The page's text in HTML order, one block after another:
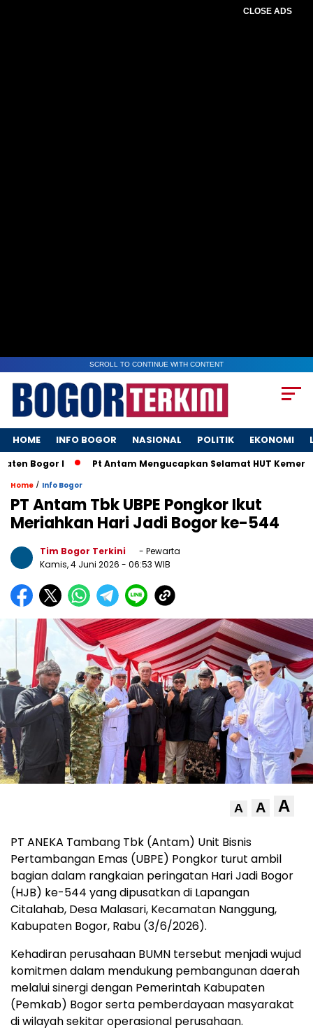
CLOSE ADS
SCROLL TO CONTINUE WITH CONTENT
HOME INFO BOGOR NASIONAL POLITIK EKONOMI
Bogor I Pt Antam Mengucapkan Selamat HUT
Home / Info Bogor
PT Antam Tbk UBPE Pongkor Ikut
Meriahkan Hari Jadi Bogor ke-544
Tim Bogor Terkini
- Pewarta
Kamis, 4 Juni 2026 - 06:53 WIB
A A A
PT ANEKA Tambang Tbk (Antam) Unit Bisnis
Pertambangan Emas (UBPE) Pongkor turut ambil
bagian dalam rangkaian peringatan Hari Jadi Bogor
(HJB) ke-544 yang dipusatkan di Lapangan
Citalahab, Desa Malasari, Kecamatan Nanggung,
Kabupaten Bogor, Rabu (3/6/2026).
Kehadiran perusahaan BUMN tersebut menjadi wujud
komitmen dalam mendukung pembangunan daerah
melalui sinergi dengan Pemerintah Kabupaten
(Pemkab) Bogor serta pemberdayaan masyarakat
di wilayah sekitar operasional perusahaan.